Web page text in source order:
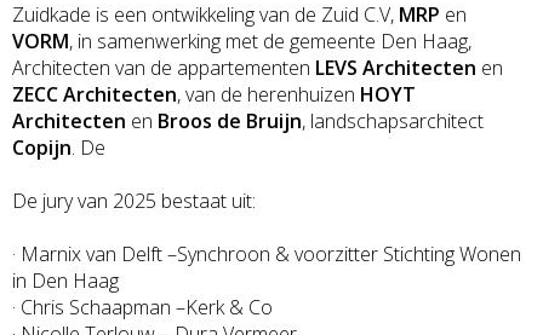
Zuidkade is een ontwikkeling van de Zuid C.V, MRP en
VORM, in samenwerking met de gemeente Den Haag,
Architecten van de appartementen LEVS Architecten en
ZECC Architecten, van de herenhuizen HOYT
Architecten en Broos de Bruijn, landschapsarchitect
Copijn. De
De jury van 2025 bestaat uit:
· Marnix van Delft –Synchroon & voorzitter Stichting Wonen
in Den Haag
· Chris Schaapman –Kerk & Co